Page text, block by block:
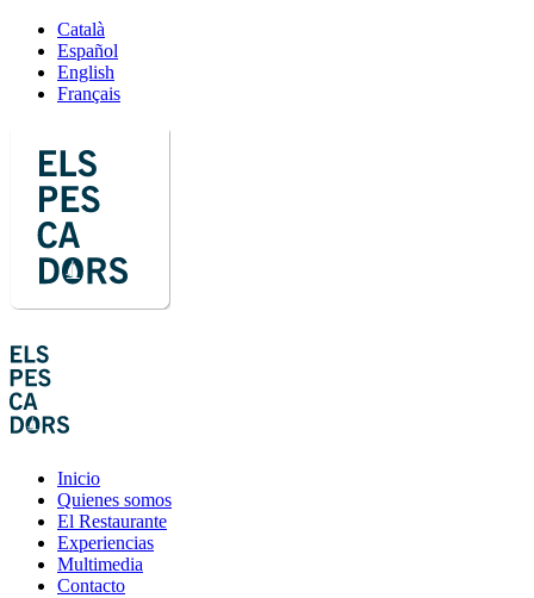
Català
Español
English
Français
Inicio
Quienes somos
El Restaurante
Experiencias
Multimedia
Contacto